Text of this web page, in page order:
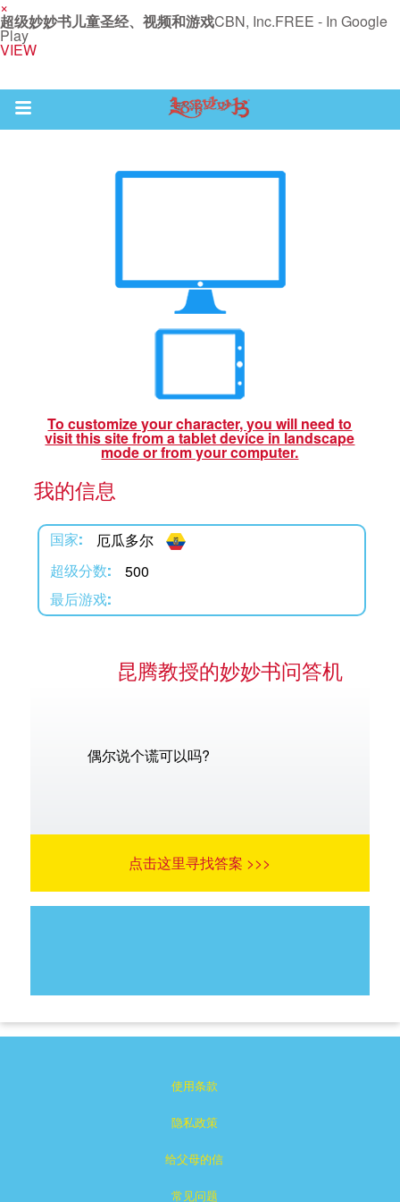
×
超级妙妙书儿童圣经、视频和游戏CBN, Inc.FREE - In Google
Play
VIEW
Return to Content
To customize your character, you will need to
visit this site from a tablet device in landscape
mode or from your computer.
我的信息
国家: 厄瓜多尔
超级分数: 500
最后游戏:
昆腾教授的妙妙书问答机
偶尔说个谎可以吗?
点击这里寻找答案 >>>
使用条款
隐私政策
给父母的信
常见问题